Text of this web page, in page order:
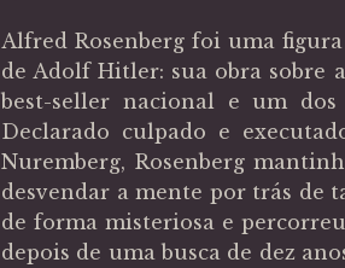
Alfred Rosenberg foi uma
de Adolf Hitler: sua obra sobre
best-seller nacional e um
Declarado culpado e
Nuremberg, Rosenberg
desvendar a mente por trás de
de forma misteriosa e
depois de uma busca de dez